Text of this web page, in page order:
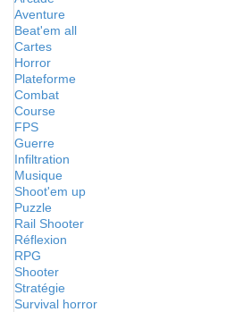
Aventure
Beat'em all
Cartes
Horror
Plateforme
Combat
Course
FPS
Guerre
Infiltration
Musique
Shoot'em up
Puzzle
Rail Shooter
Réflexion
RPG
Shooter
Stratégie
Survival horror